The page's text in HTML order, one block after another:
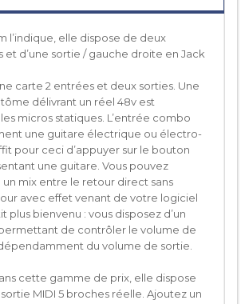
l’indique, elle dispose de deux
d’une sortie / gauche droite en Jack
carte 2 entrées et deux sorties. Une
délivrant un réel 48v est
micros statiques. L’entrée combo
une guitare électrique ou électro-
pour ceci d’appuyer sur le bouton
une guitare. Vous pouvez
mix entre le retour direct sans
avec effet venant de votre logiciel
plus bienvenu : vous disposez d’un
de contrôler le volume de
du volume de sortie.
cette gamme de prix, elle dispose
MIDI 5 broches réelle. Ajoutez un